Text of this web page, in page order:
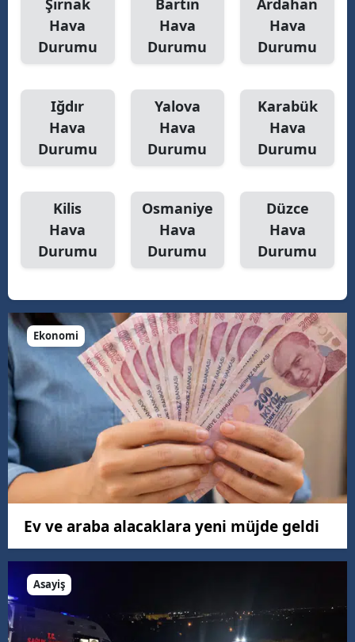
Şırnak
Hava
Durumu
Bartın
Hava
Durumu
Ardahan
Hava
Durumu
Iğdır
Hava
Durumu
Yalova
Hava
Durumu
Karabük
Hava
Durumu
Kilis
Hava
Durumu
Osmaniye
Hava
Durumu
Düzce
Hava
Durumu
Ekonomi
Ev ve araba alacaklara yeni müjde geldi
Asayiş